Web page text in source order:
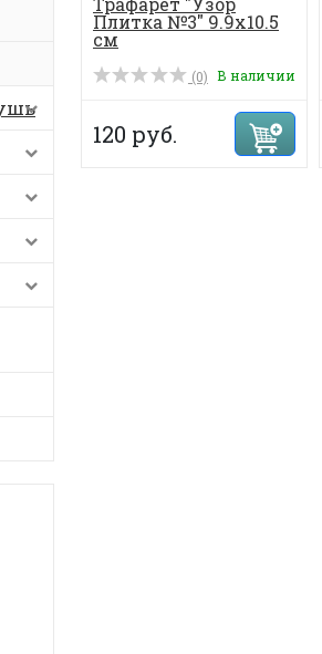
Плитка №3" 9.9х10.5
см
(0) В наличии
120 руб.